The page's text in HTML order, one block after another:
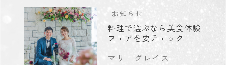
お知らせ
料理で選ぶなら美食体験
フェアを要チェック
マリーグレイス